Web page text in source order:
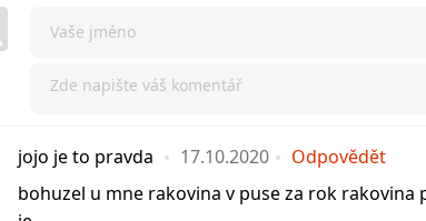
jojo je to pravda 17.10.2020
Odpovědět
bohuzel u mne rakovina v puse za rok rakovina